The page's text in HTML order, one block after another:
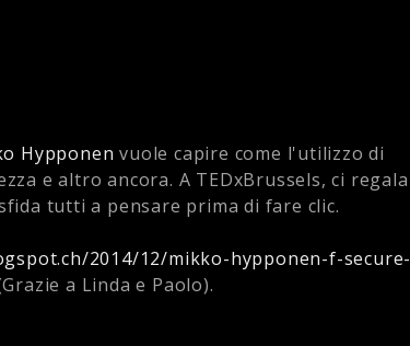
Hypponen vuole capire come l'utilizzo di
e altro ancora. A TEDxBrussels, ci regala
tutti a pensare prima di fare clic.
2014/12/mikko-hypponen-f-secure-
a Linda e Paolo).